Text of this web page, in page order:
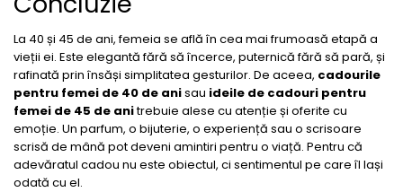
La 40 și 45 de ani, femeia se află în cea mai frumoasă etapă a
vieții ei. Este elegantă fără să încerce, puternică fără să pară, și
rafinată prin însăși simplitatea gesturilor. De aceea, cadourile
pentru femei de 40 de anisau ideile de cadouri pentru
femei de 45 de anitrebuie alese cu atenție și oferite cu
emoție. Un parfum, o bijuterie, o experiență sau o scrisoare
scrisă de mână pot deveni amintiri pentru o viață. Pentru că
adevăratul cadou nu este obiectul, ci sentimentul pe care îl lași
odată cu el.